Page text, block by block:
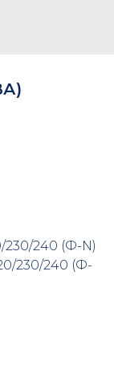
230/240 (Ф-N)
230/240 (Ф-